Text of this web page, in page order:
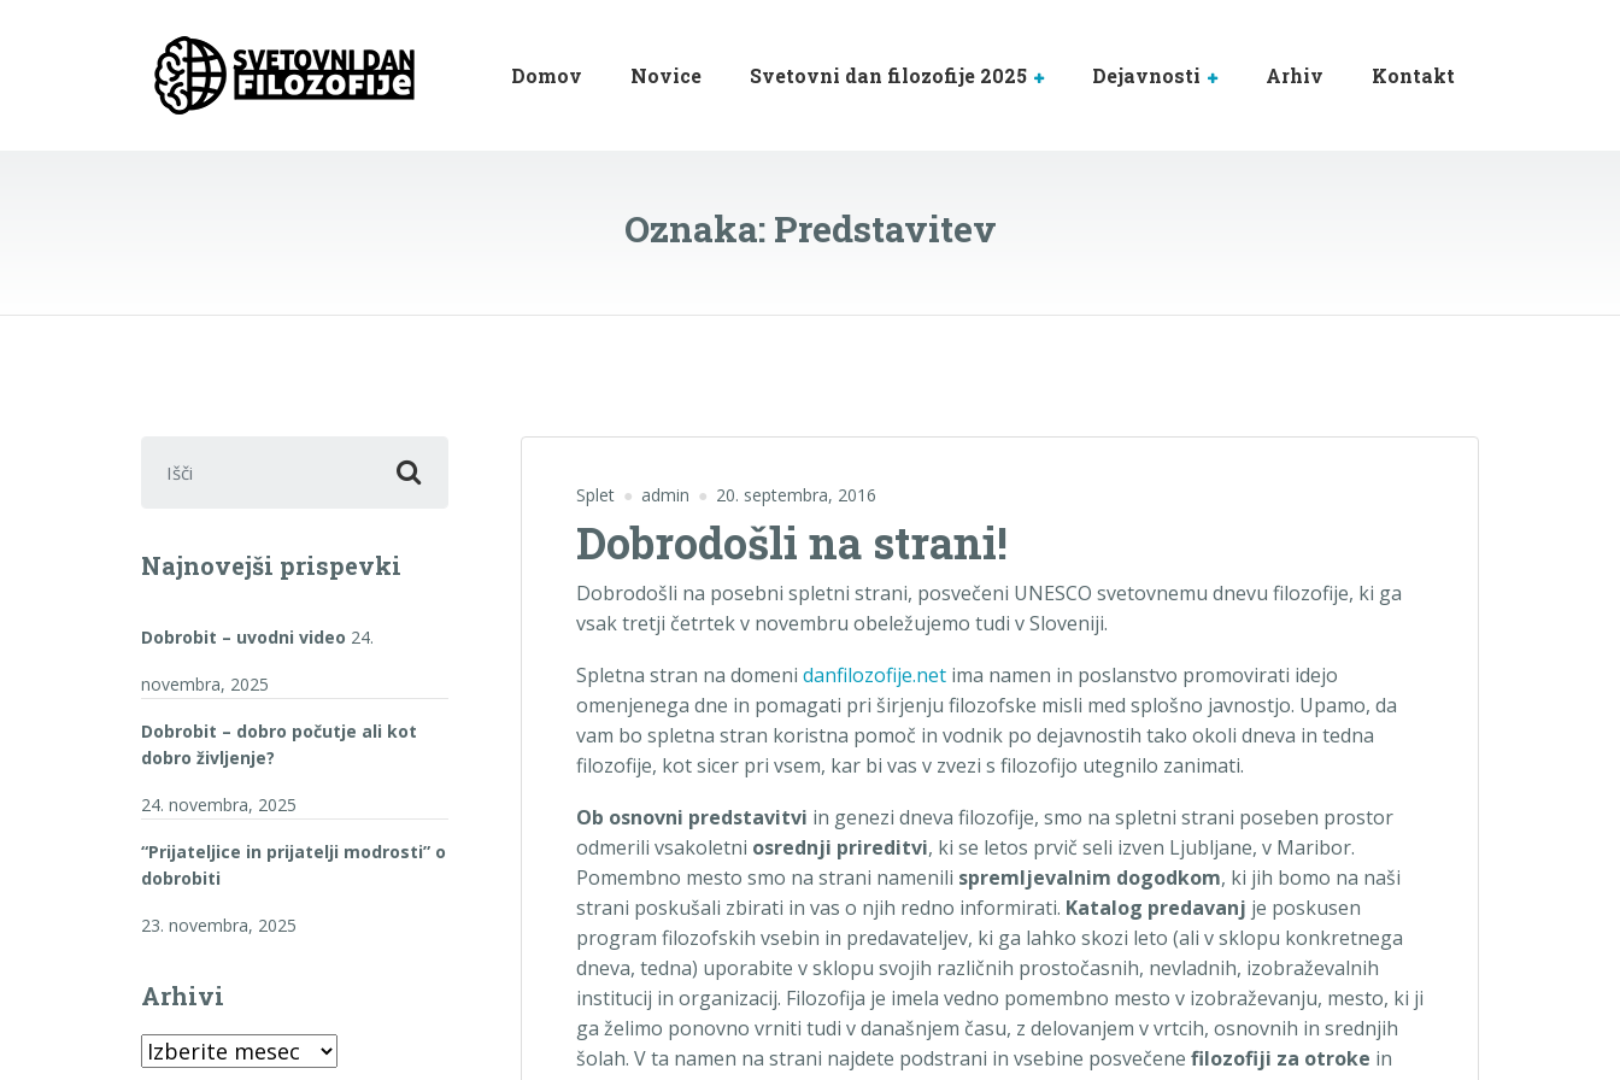
Domov Novice Svetovni dan filozofije 2025 Dejavnosti Arhiv Kontakt
Oznaka: Predstavitev
Splet admin 20. septembra, 2016
Dobrodošli na strani!
Dobrodošli na posebni spletni strani, posvečeni UNESCO svetovnemu dnevu filozofije, ki ga
vsak tretji četrtek v novembru obeležujemo tudi v Sloveniji.
Spletna stran na domeni danfilozofije.net ima namen in poslanstvo promovirati idejo
omenjenega dne in pomagati pri širjenju filozofske misli med splošno javnostjo. Upamo, da
vam bo spletna stran koristna pomoč in vodnik po dejavnostih tako okoli dneva in tedna
filozofije, kot sicer pri vsem, kar bi vas v zvezi s filozofijo utegnilo zanimati.
Ob osnovni predstavitvi in genezi dneva filozofije, smo na spletni strani poseben prostor
odmerili vsakoletni osrednji prireditvi, ki se letos prvič seli izven Ljubljane, v Maribor.
Pomembno mesto smo na strani namenili spremljevalnim dogodkom, ki jih bomo na naši
strani poskušali zbirati in vas o njih redno informirati. Katalog predavanj je poskusen
program filozofskih vsebin in predavateljev, ki ga lahko skozi leto (ali v sklopu konkretnega
dneva, tedna) uporabite v sklopu svojih različnih prostočasnih, nevladnih, izobraževalnih
institucij in organizacij. Filozofija je imela vedno pomembno mesto v izobraževanju, mesto, ki ji
ga želimo ponovno vrniti tudi v današnjem času, z delovanjem v vrtcih, osnovnih in srednjih
šolah. V ta namen na strani najdete podstrani in vsebine posvečene filozofiji za otroke in
Najnovejši prispevki
Dobrobit – uvodni video 24.
novembra, 2025
Dobrobit – dobro počutje ali kot
dobro življenje?
24. novembra, 2025
“Prijateljice in prijatelji modrosti” o
dobrobiti
23. novembra, 2025
Arhivi
Arhivi